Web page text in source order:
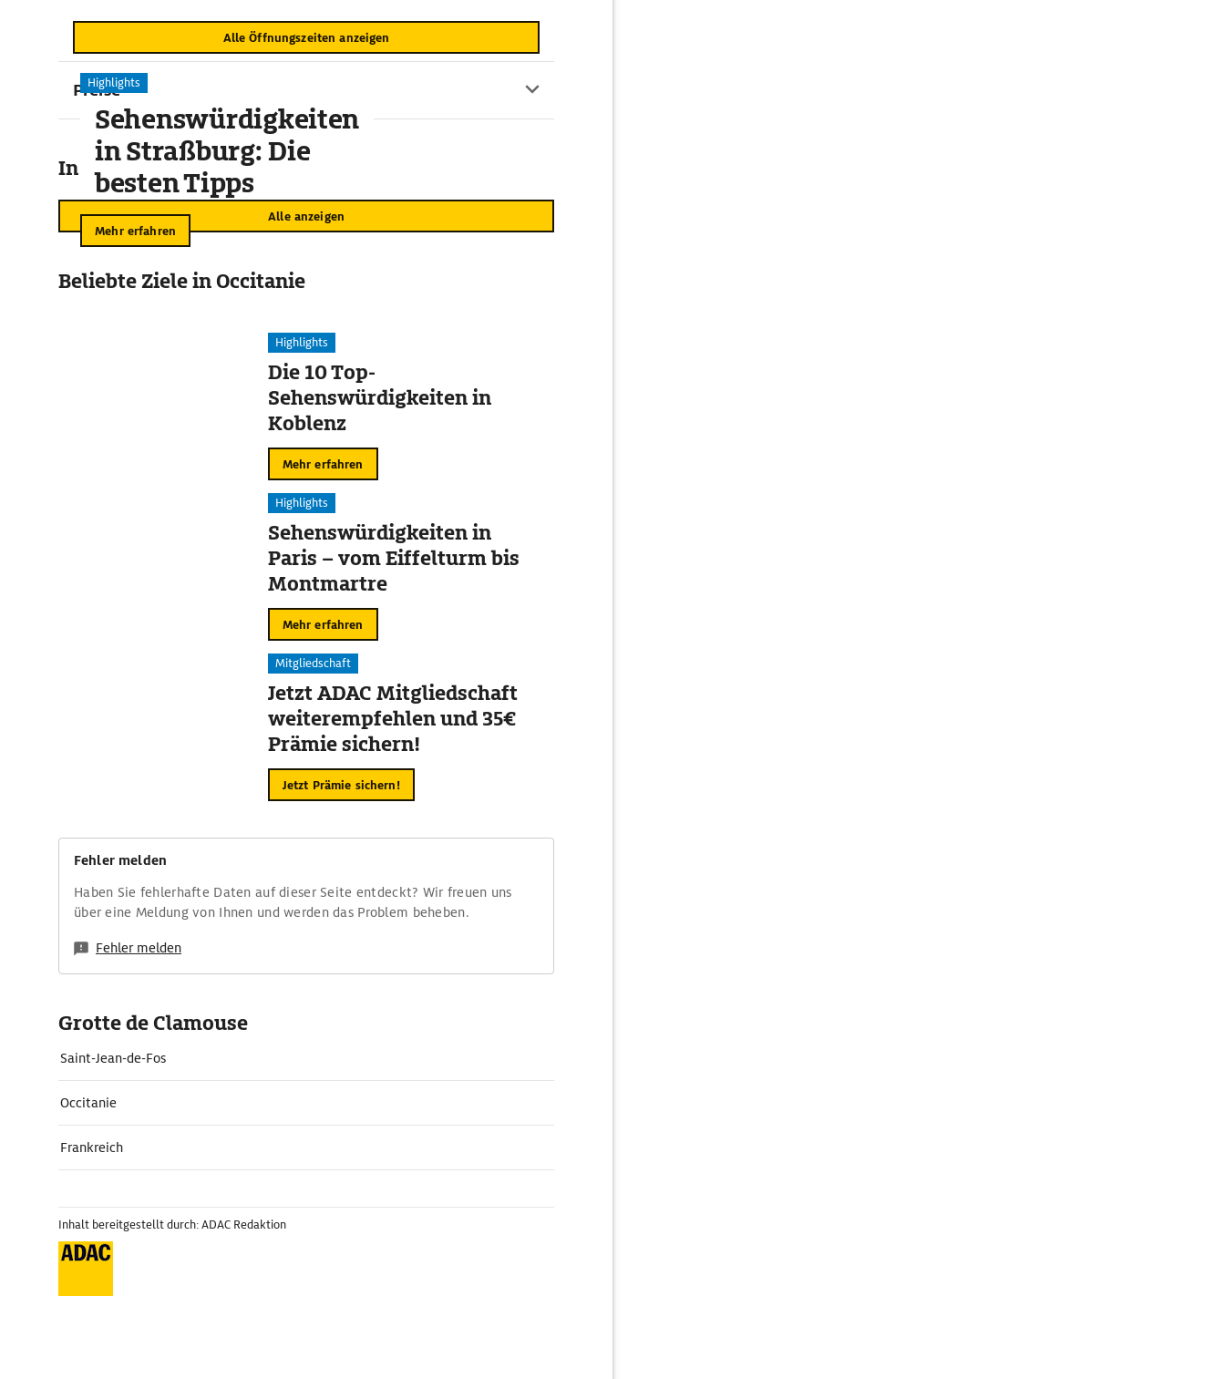
Alle Öffnungszeiten anzeigen
Preise
In der Umgebung
Alle anzeigen
Highlights
Sehenswürdigkeiten
in Straßburg: Die
besten Tipps
Mehr erfahren
Beliebte Ziele in Occitanie
Highlights
Die 10 Top-
Sehenswürdigkeiten in
Koblenz
Mehr erfahren
Highlights
Sehenswürdigkeiten in
Paris – vom Eiffelturm bis
Montmartre
Mehr erfahren
Mitgliedschaft
Jetzt ADAC Mitgliedschaft
weiterempfehlen und 35€
Prämie sichern!
Jetzt Prämie sichern!
Fehler melden
Haben Sie fehlerhafte Daten auf dieser Seite entdeckt? Wir freuen uns
über eine Meldung von Ihnen und werden das Problem beheben.
Fehler melden
Grotte de Clamouse
Saint-Jean-de-Fos
Occitanie
Frankreich
Inhalt bereitgestellt durch: ADAC Redaktion